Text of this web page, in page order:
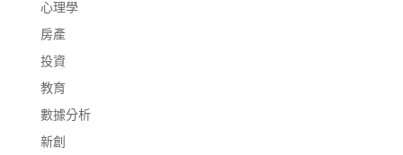
心理學
房產
投資
教育
數據分析
新創